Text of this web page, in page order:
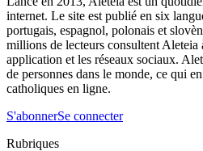
internet. Le site est publié en six
portugais, espagnol, polonais et
millions de lecteurs consultent Aleteia
application et les réseaux sociaux.
de personnes dans le monde, ce qui
catholiques en ligne.
S'abonnerSe connecter
Rubriques